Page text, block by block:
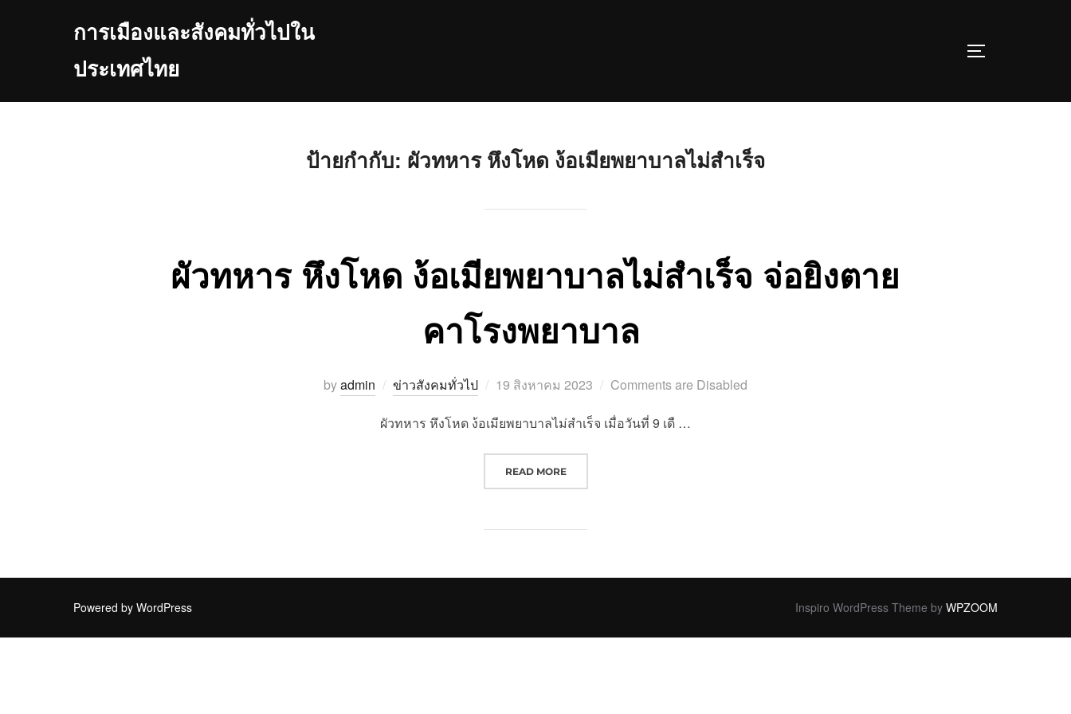
การเมืองและสังคมทั่วไปใน
ประเทศไทย
TOGGLE
ป้ายกำกับ: ผัวทหาร หึงโหด ง้อเมียพยาบาลไม่สำเร็จ
ผัวทหาร หึงโหด ง้อเมียพยาบาลไม่สำเร็จ จ่อยิงตาย
คาโรงพยาบาล
byadmin ข่าวสังคมทั่วไป
Posted
19 สิงหาคม 2023 Comments are Disabled
ผัวทหาร หึงโหด ง้อเมียพยาบาลไม่สำเร็จ เมื่อวันที่ 9 เดื …
READ MORE“ผัวทหาร หึงโหด ง้อเมียพยาบาลไม่สำเร็จ จ่อยิงตายคาโรงพยาบาล “
Powered by WordPress Inspiro WordPress Theme by WPZOOM